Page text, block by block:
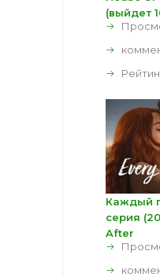
(выйдет
Каждый
серия
After